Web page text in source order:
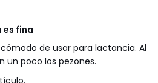
es fina
de usar para lactancia. Al
un poco los pezones.